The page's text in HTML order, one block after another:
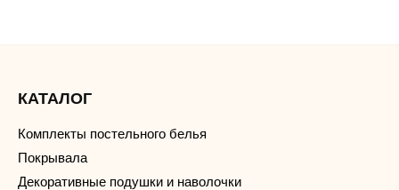
КАТАЛОГ
Комплекты постельного белья
Покрывала
Декоративные подушки и наволочки